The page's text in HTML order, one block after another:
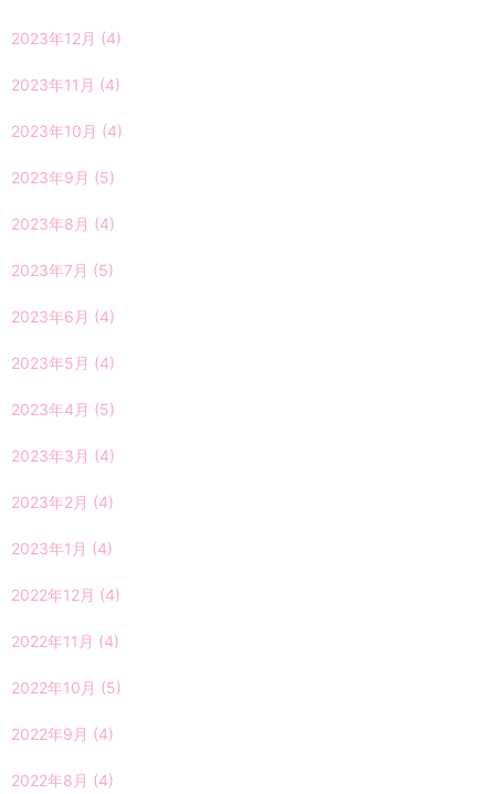
2023年12月 (4)
2023年11月 (4)
2023年10月 (4)
2023年9月 (5)
2023年8月 (4)
2023年7月 (5)
2023年6月 (4)
2023年5月 (4)
2023年4月 (5)
2023年3月 (4)
2023年2月 (4)
2023年1月 (4)
2022年12月 (4)
2022年11月 (4)
2022年10月 (5)
2022年9月 (4)
2022年8月 (4)